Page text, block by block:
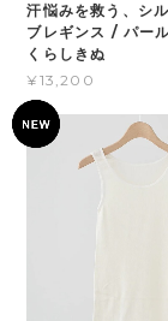
汗悩みを救う、シ
ブレギンス / パー
くらしきぬ
¥13,200